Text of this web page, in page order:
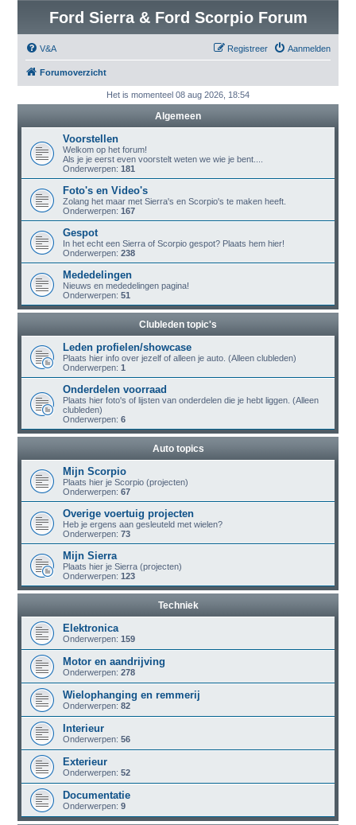
Ford Sierra & Ford Scorpio Forum
V&A Aanmelden
Registreer
Forumoverzicht
Het is momenteel 08 aug 2026, 18:54
Algemeen
Voorstellen
Welkom op het forum!
Als je je eerst even voorstelt weten we wie je bent....
Onderwerpen: 181
Foto's en Video's
Zolang het maar met Sierra's en Scorpio's te maken heeft.
Onderwerpen: 167
Gespot
In het echt een Sierra of Scorpio gespot? Plaats hem hier!
Onderwerpen: 238
Mededelingen
Nieuws en mededelingen pagina!
Onderwerpen: 51
Clubleden topic's
Leden profielen/showcase
Plaats hier info over jezelf of alleen je auto. (Alleen clubleden)
Onderwerpen: 1
Onderdelen voorraad
Plaats hier foto's of lijsten van onderdelen die je hebt liggen. (Alleen
clubleden)
Onderwerpen: 6
Auto topics
Mijn Scorpio
Plaats hier je Scorpio (projecten)
Onderwerpen: 67
Overige voertuig projecten
Heb je ergens aan gesleuteld met wielen?
Onderwerpen: 73
Mijn Sierra
Plaats hier je Sierra (projecten)
Onderwerpen: 123
Techniek
Elektronica
Onderwerpen: 159
Motor en aandrijving
Onderwerpen: 278
Wielophanging en remmerij
Onderwerpen: 82
Interieur
Onderwerpen: 56
Exterieur
Onderwerpen: 52
Documentatie
Onderwerpen: 9